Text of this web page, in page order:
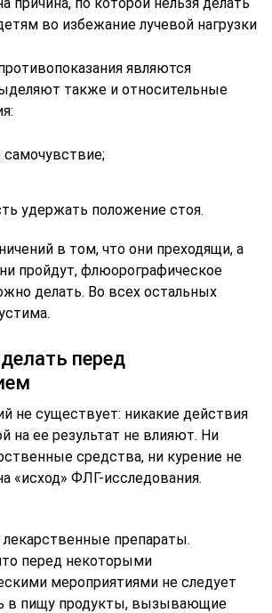
во избежание лучевой нагрузки
являются
также и относительные
удержать положение стоя.
в том, что они преходящи, а
пройдут, флюорографическое
делать. Во всех остальных
перед
не существует: никакие действия
на ее результат не влияют. Ни
средства, ни курение не
«исход» ФЛГ-исследования.
препараты.
перед некоторыми
мероприятиями не следует
в пищу продукты, вызывающие